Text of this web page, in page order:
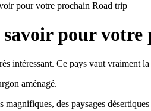
pour votre prochain Road trip
pour
Ce pays vaut vraiment
aménagé.
des paysages